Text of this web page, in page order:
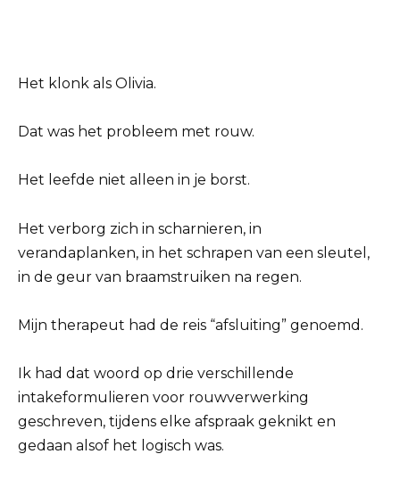
Het klonk als Olivia.
Dat was het probleem met rouw.
Het leefde niet alleen in je borst.
Het verborg zich in scharnieren, in
verandaplanken, in het schrapen van een sleutel,
in de geur van braamstruiken na regen.
Mijn therapeut had de reis “afsluiting” genoemd.
Ik had dat woord op drie verschillende
intakeformulieren voor rouwverwerking
geschreven, tijdens elke afspraak geknikt en
gedaan alsof het logisch was.